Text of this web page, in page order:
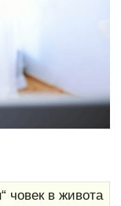
човек в живота